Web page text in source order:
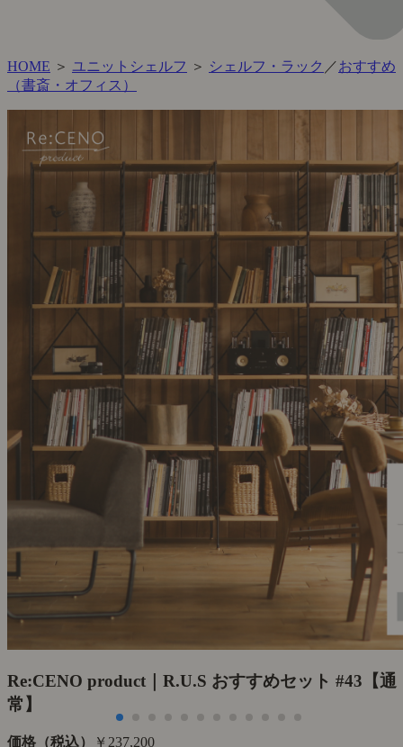
HOME ＞ ユニットシェルフ ＞ シェルフ・ラック ／おすすめ
（書斎・オフィス）
Re:CENO product｜R.U.S おすすめセット #43【通
常】
価格（税込） ￥237,200